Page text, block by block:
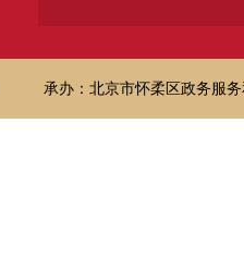
承办：北京市怀柔区政务服